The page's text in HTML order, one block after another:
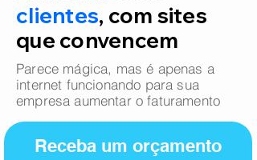
clientes, com sites
que convencem
Parece mágica, mas é apenas a
internet funcionando para sua
empresa aumentar o faturamento
Receba um orçamento